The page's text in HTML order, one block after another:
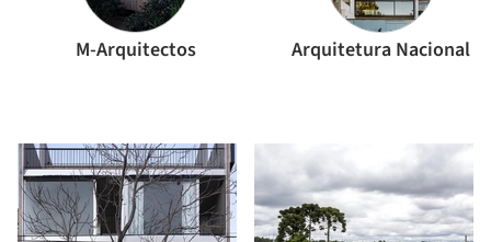
M-Arquitectos Arquitetura Nacional